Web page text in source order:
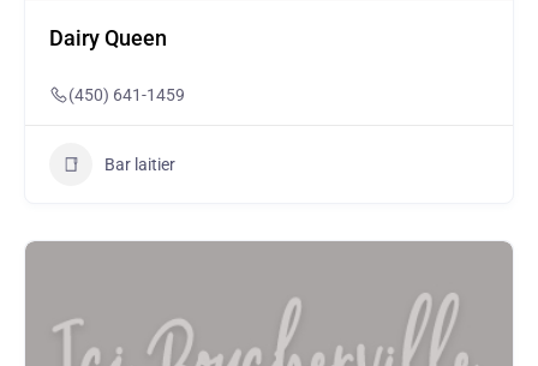
Dairy Queen
(450) 641-1459
Bar laitier